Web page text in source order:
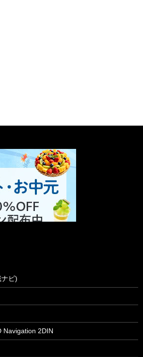
ビ)
Navigation 2DIN